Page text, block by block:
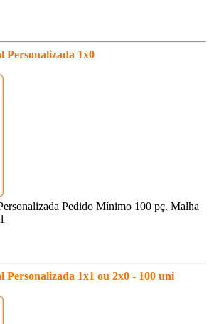
Personalizada 1x0
Pedido Mínimo 100 pç. Malha
Personalizada 1x1 ou 2x0 - 100 uni